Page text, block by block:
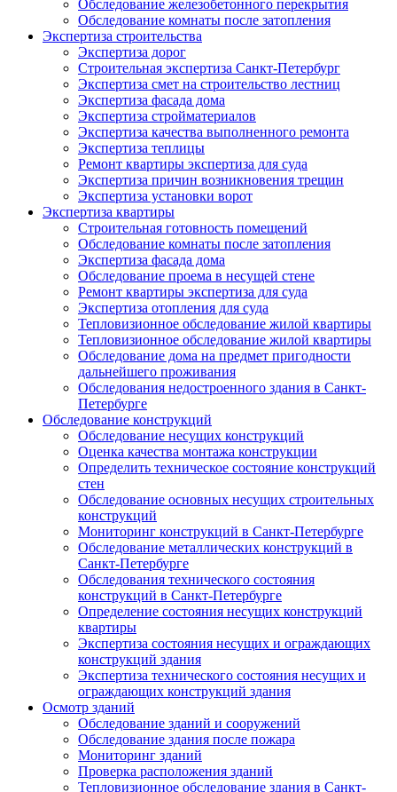
Обследование железобетонного перекрытия
Обследование комнаты после затопления
Экспертиза строительства
Экспертиза дорог
Строительная экспертиза Санкт-Петербург
Экспертиза смет на строительство лестниц
Экспертиза фасада дома
Экспертиза стройматериалов
Экспертиза качества выполненного ремонта
Экспертиза теплицы
Ремонт квартиры экспертиза для суда
Экспертиза причин возникновения трещин
Экспертиза установки ворот
Экспертиза квартиры
Строительная готовность помещений
Обследование комнаты после затопления
Экспертиза фасада дома
Обследование проема в несущей стене
Ремонт квартиры экспертиза для суда
Экспертиза отопления для суда
Тепловизионное обследование жилой квартиры
Тепловизионное обследование жилой квартиры
Обследование дома на предмет пригодности
дальнейшего проживания
Обследования недостроенного здания в Санкт-
Петербурге
Обследование конструкций
Обследование несущих конструкций
Оценка качества монтажа конструкции
Определить техническое состояние конструкций
стен
Обследование основных несущих строительных
конструкций
Мониторинг конструкций в Санкт-Петербурге
Обследование металлических конструкций в
Санкт-Петербурге
Обследования технического состояния
конструкций в Санкт-Петербурге
Определение состояния несущих конструкций
квартиры
Экспертиза состояния несущих и ограждающих
конструкций здания
Экспертиза технического состояния несущих и
ограждающих конструкций здания
Осмотр зданий
Обследование зданий и сооружений
Обследование здания после пожара
Мониторинг зданий
Проверка расположения зданий
Тепловизионное обследование здания в Санкт-